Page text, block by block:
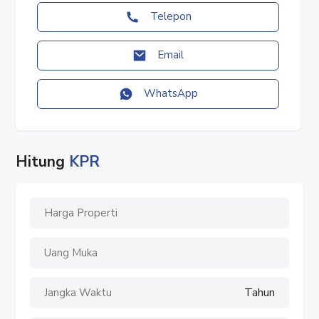
Luas Bangunan : 199 m2
Kamar Mandi : 3
Lantai : 3
✓ TYPE SHOPHOUSE 4,5×16 CORNER
Luas Tanah : 72 m2
Lantai : 3
✓ TYPE SHOPHOUSE 4,5×16+ CORNER
Kamar Mandi : 3
Harga : Rp. 3,262 M
Telepon
Email
WhatsApp
Hitung KPR
Tahun